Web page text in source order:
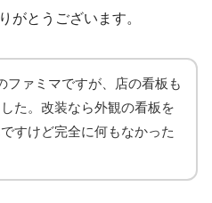
がとうございます。
ファミマですが、店の看板も
た。改装なら外観の看板を
すけど完全に何もなかった